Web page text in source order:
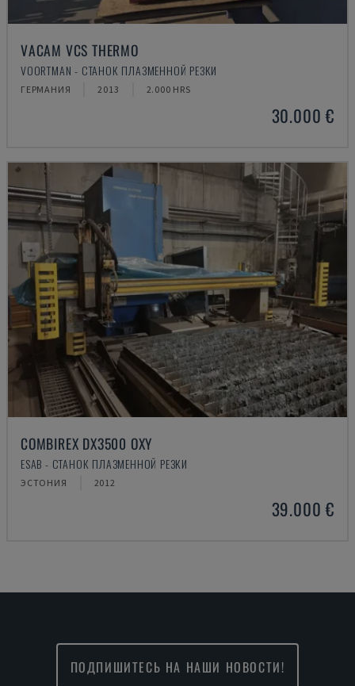
VACAM VCS THERMO
VOORTMAN - СТАНОК ПЛАЗМЕННОЙ РЕЗКИ
ГЕРМАНИЯ 2013 2.000 HRS
30.000 €
COMBIREX DX3500 OXY
ESAB - СТАНОК ПЛАЗМЕННОЙ РЕЗКИ
ЭСТОНИЯ 2012
39.000 €
ПОДПИШИТЕСЬ НА НАШИ НОВОСТИ!